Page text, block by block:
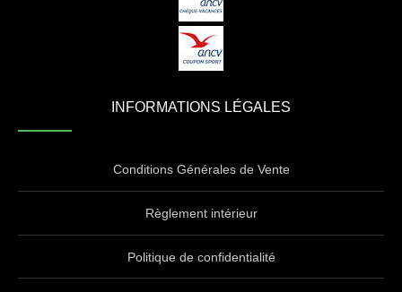
INFORMATIONS LÉGALES
Conditions Générales de Vente
Règlement intérieur
Politique de confidentialité